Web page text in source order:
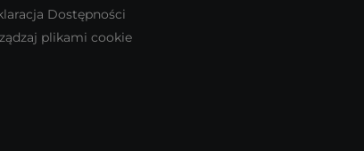
Dostępności
plikami cookie